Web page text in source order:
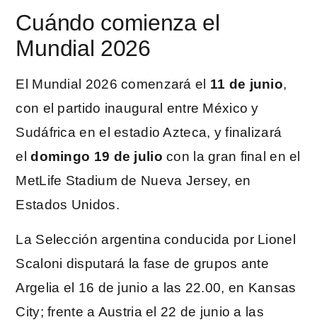
Cuándo comienza el
Mundial 2026
El Mundial 2026 comenzará el 11 de junio,
con el partido inaugural entre México y
Sudáfrica en el estadio Azteca, y finalizará
eldomingo 19 de julio con la gran final en el
MetLife Stadium de Nueva Jersey, en
Estados Unidos.
La Selección argentina conducida por Lionel
Scaloni disputará la fase de grupos ante
Argelia el 16 de junio a las 22.00, en Kansas
City; frente a Austria el 22 de junio a las